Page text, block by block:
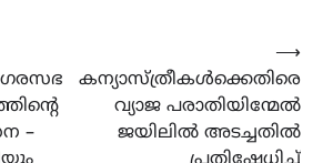
–
കന്യാസ്ത്രീകൾക്കെതിരെ
വ്യാജ പരാതിയിന്മേൽ
ജയിലിൽ അടച്ചതിൽ
⟶